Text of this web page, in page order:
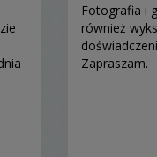
Fotografia i
również
Zapraszam.